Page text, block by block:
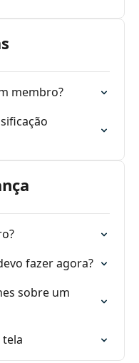
membro?
fazer agora?
sobre um